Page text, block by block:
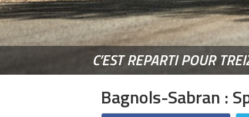
C’EST REPARTI POUR
Bagnols-Sabran :